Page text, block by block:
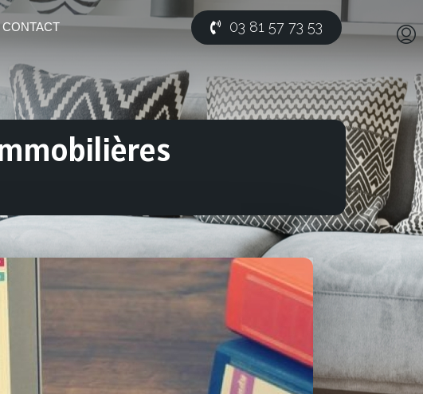
CONTACT 03 81 57 73 53